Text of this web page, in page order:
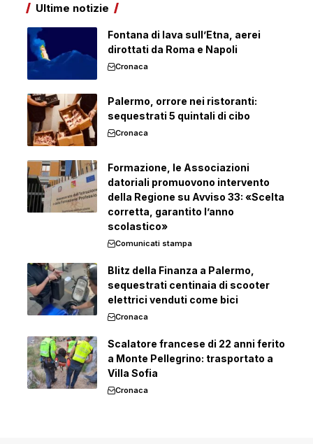
Ultime notizie
Fontana di lava sull’Etna, aerei
dirottati da Roma e Napoli
Cronaca
Palermo, orrore nei ristoranti:
sequestrati 5 quintali di cibo
Cronaca
Formazione, le Associazioni
datoriali promuovono intervento
della Regione su Avviso 33: «Scelta
corretta, garantito l’anno
scolastico»
Comunicati stampa
Blitz della Finanza a Palermo,
sequestrati centinaia di scooter
elettrici venduti come bici
Cronaca
Scalatore francese di 22 anni ferito
a Monte Pellegrino: trasportato a
Villa Sofia
Cronaca